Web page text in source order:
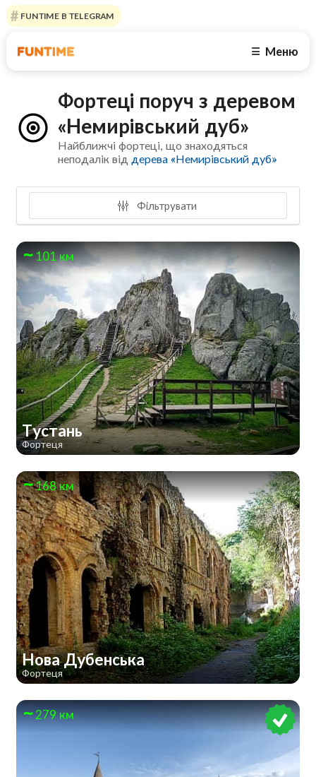
FUNTIME В TELEGRAM
☰ Меню
Фортеці поруч з деревом
«Немирівський дуб»
Найближчі фортеці, що знаходяться
неподалік від дерева «Немирівський дуб»
Фільтрувати
101 км
Тустань
Фортеця
168 км
Нова Дубенська
Фортеця
279 км